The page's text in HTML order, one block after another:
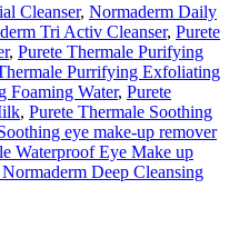
Cleanser, Normaderm Daily
Tri Activ Cleanser, Purete
, Purete Thermale Purifying
Purrifying Exfoliating
Foaming Water, Purete
, Purete Thermale Soothing
eye make-up remover
Waterproof Eye Make up
Deep Cleansing